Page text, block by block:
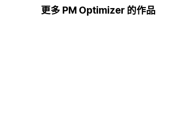
更多 PM Optimizer 的作品